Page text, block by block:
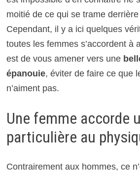
moitié de ce qui se trame
Cependant, il y a ici quelques
toutes les femmes s’accordent à
est de vous amener vers une
épanouie, éviter de faire ce que
n’aiment pas.
Une femme accorde
particulière au
Contrairement aux hommes, ce